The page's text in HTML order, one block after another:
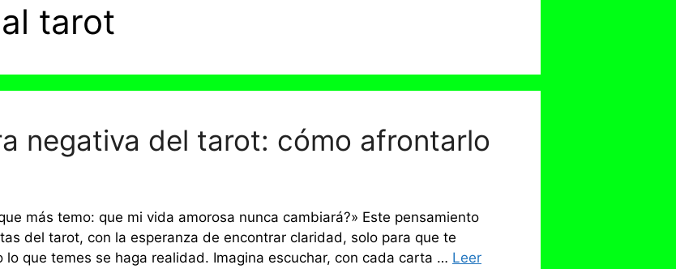
tarot
negativa del tarot: cómo afrontarlo
más temo: que mi vida amorosa nunca cambiará?» Este pensamiento
del tarot, con la esperanza de encontrar claridad, solo para que te
que temes se haga realidad. Imagina escuchar, con cada carta … Leer